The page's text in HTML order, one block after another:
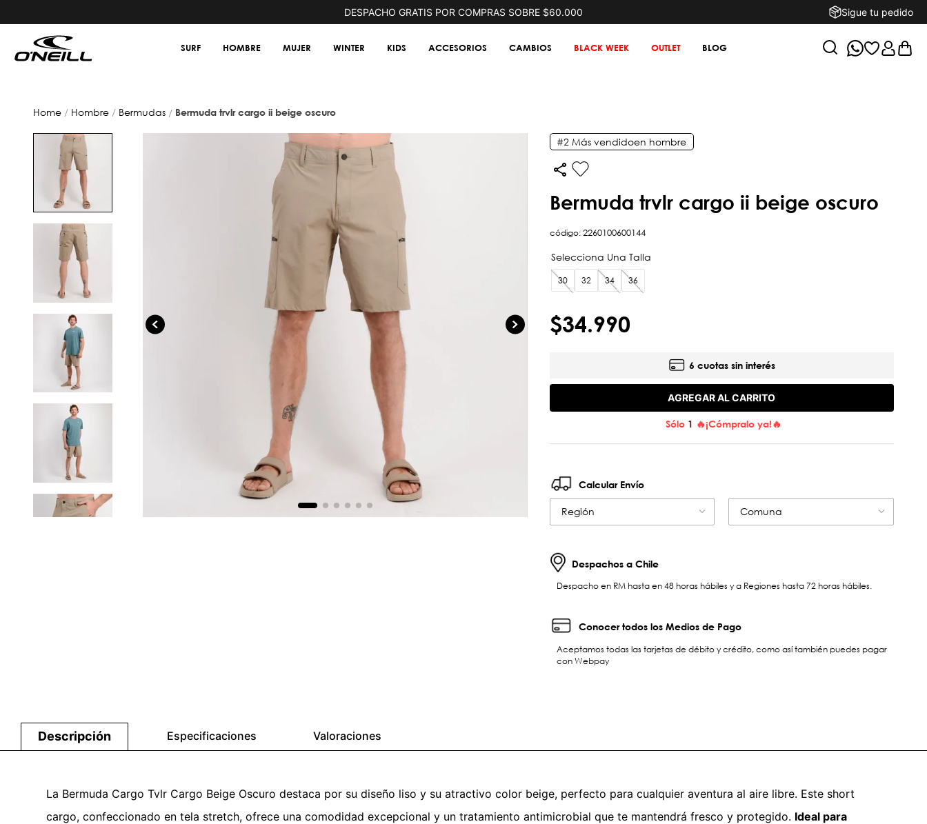
DESPACHO GRATIS POR COMPRAS SOBRE $60.000 Sigue tu pedido
SURF HOMBRE MUJER WINTER KIDS ACCESORIOS CAMBIOS BLACK WEEK OUTLET BLOG
hombre bermudas bermuda trvlr cargo ii beige oscuro
#2 Más vendidoen hombre
bermuda trvlr cargo ii beige oscuro
código:2260100600144
30 32 34 36
$34.990
6 cuotas sin interés
AGREGAR AL CARRITO
Sólo 1 🔥¡Cómpralo ya!🔥
Calcular Envío
Región Comuna
Despachos a Chile
Despacho en RM hasta en 48 horas hábiles y a Regiones hasta 72 horas hábiles.
Conocer todos los Medios de Pago
Aceptamos todas las tarjetas de débito y crédito, como así también puedes pagar
con Webpay
Descripción Especificaciones Valoraciones
La Bermuda Cargo Tvlr Cargo Beige Oscuro destaca por su diseño liso y su atractivo color beige, perfecto para cualquier aventura al aire libre. Este short
cargo, confeccionado en tela stretch, ofrece una comodidad excepcional y un tratamiento antimicrobial que te mantendrá fresco y protegido. Ideal para